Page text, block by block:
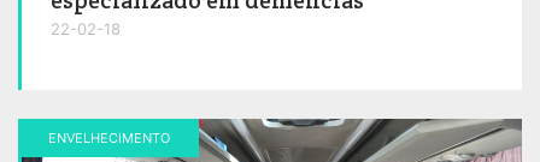
22-02-18
ENVELHECIMENTO